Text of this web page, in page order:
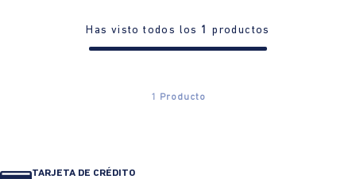
Has visto todos los 1 productos
1 Producto
TARJETA DE CRÉDITO